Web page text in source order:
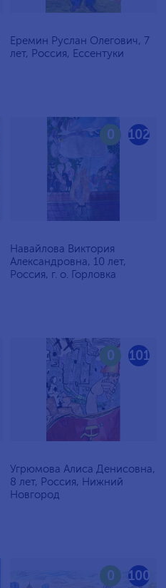
Еремин Руслан Олегович, 7
лет, Россия, Ессентуки
102
0
Навайлова Виктория
Александровна, 10 лет,
Россия, г. о. Горловка
101
0
Угрюмова Алиса Денисовна,
8 лет, Россия, Нижний
Новгород
100
0